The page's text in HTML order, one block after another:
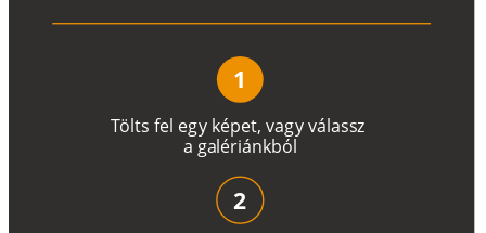
Tölts fel egy képet, vagyválassz
a galériánkból
1
2